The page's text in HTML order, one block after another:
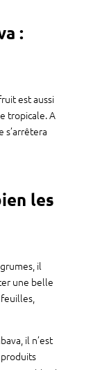
:
est aussi
tropicale. A
s’arrêtera
les
il
une belle
il n’est